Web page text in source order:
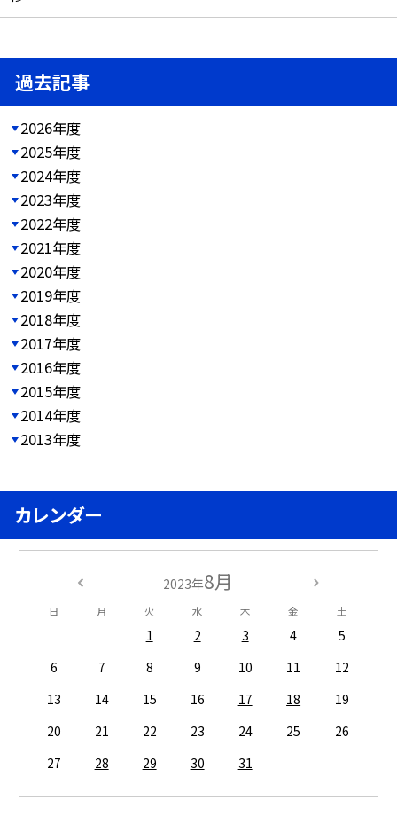
過去記事
2026年度
2025年度
2024年度
2023年度
2022年度
2021年度
2020年度
2019年度
2018年度
2017年度
2016年度
2015年度
2014年度
2013年度
カレンダー
2023年8月
日 月 火 水 木 金 土
1 2 3 4
5
6
7 8 9 10 11
12
13
14 15 16 17 18
19
20
21 22 23 24 25
26
27
28 29 30 31